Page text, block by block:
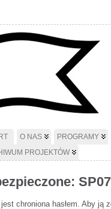
O NAS PROGRAMY
PROJEKTÓW
chroniona hasłem. Aby ją